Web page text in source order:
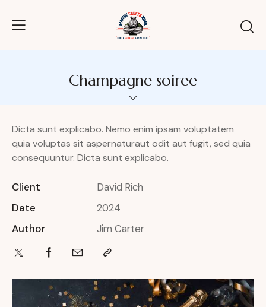
Champagne soiree
Dicta sunt explicabo. Nemo enim ipsam voluptatem
quia voluptas sit aspernaturaut odit aut fugit, sed quia
consequuntur. Dicta sunt explicabo.
Client
David Rich
Date
2024
Author
Jim Carter